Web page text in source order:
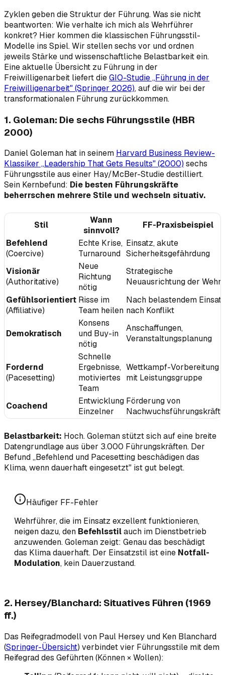
Zyklen geben dieStruktur der Führung. Was sie nicht
beantworten: Wie verhalte ich mich als Wehrführer
konkret? Hier kommen die klassischen Führungsstil-
Modelle ins Spiel. Wir stellen sechs vor und ordnen
jeweils Stärke und wissenschaftliche Belastbarkeit ein.
Eine aktuelle Übersicht zu Führung in der
Freiwilligenarbeit liefert dieGIO-Studie „Führung in der
Freiwilligenarbeit" (Springer 2026), auf die wir bei der
transformationalen Führung zurückkommen.
1. Goleman: Die sechs Führungsstile (HBR
2000)
Daniel Goleman hat in seinem Harvard Business Review-
Klassiker „Leadership That Gets Results" (2000) sechs
Führungsstile aus einer Hay/McBer-Studie destilliert.
Sein Kernbefund: Die besten Führungskräfte
beherrschen mehrere Stile und wechseln situativ.
Stil
Wann
sinnvoll?
FF-Praxisbeispiel
Befehlend
(Coercive)
Echte Krise,
Turnaround
Einsatz, akute
Sicherheitsgefährdung
Visionär
(Authoritative)
Neue
Richtung
nötig
Strategische
Neuausrichtung der Wehr
Gefühlsorientiert
(Affiliative)
Risse im
Team heilen
Nach belastendem
nach Konflikt
Demokratisch
Konsens
und Buy-in
nötig
Anschaffungen,
Veranstaltungsplanung
Fordernd
(Pacesetting)
Schnelle
Ergebnisse,
motiviertes
Team
Wettkampf-Vorbereitung
mit Leistungsgruppe
Coachend
Entwicklung
Einzelner
Förderung von
Belastbarkeit: Hoch. Goleman stützt sich auf eine breite
Datengrundlage aus über 3.000 Führungskräften. Der
Befund „Befehlend und Pacesetting beschädigen das
Klima, wenn dauerhaft eingesetzt" ist gut belegt.
Häufiger FF-Fehler
Wehrführer, die im Einsatz exzellent funktionieren,
neigen dazu, den Befehlsstilauch im Dienstbetrieb
anzuwenden. Goleman zeigt: Genau das beschädigt
das Klima dauerhaft. Der Einsatzstil ist eine Notfall-
Modulation, kein Dauerzustand.
2. Hersey/Blanchard: Situatives Führen (1969
ff.)
Das Reifegradmodell von Paul Hersey und Ken Blanchard
(Springer-Übersicht) verbindet vier Führungsstile mit dem
Reifegrad des Geführten (Können × Wollen):